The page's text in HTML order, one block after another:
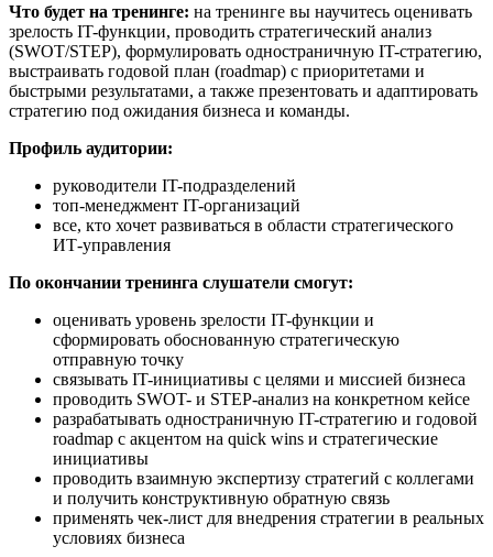
Что будет на тренинге: на тренинге вы научитесь оценивать
зрелость IT-функции, проводить стратегический анализ
(SWOT/STEP), формулировать одностраничную IT-стратегию,
выстраивать годовой план (roadmap) с приоритетами и
быстрыми результатами, а также презентовать и адаптировать
стратегию под ожидания бизнеса и команды.
Профиль аудитории:
руководители IT-подразделений
топ-менеджмент IT-организаций
все, кто хочет развиваться в области стратегического
ИТ-управления
По окончании тренинга слушатели смогут:
оценивать уровень зрелости IT-функции и
сформировать обоснованную стратегическую
отправную точку
связывать IT-инициативы с целями и миссией бизнеса
проводить SWOT- и STEP-анализ на конкретном кейсе
разрабатывать одностраничную IT-стратегию и годовой
roadmap с акцентом на quick wins и стратегические
инициативы
проводить взаимную экспертизу стратегий с коллегами
и получить конструктивную обратную связь
применять чек-лист для внедрения стратегии в реальных
условиях бизнеса